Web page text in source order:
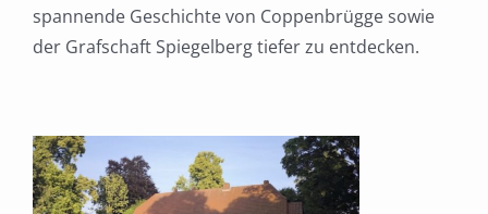
spannende Geschichte von Coppenbrügge sowie
der Grafschaft Spiegelberg tiefer zu entdecken.